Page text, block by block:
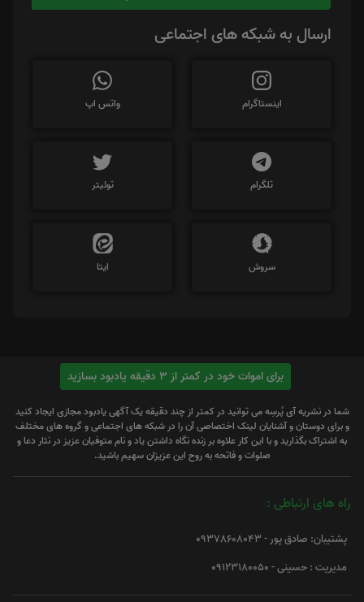
ارسال به شبکه های اجتماعی
اینستاگرام واتس اپ
تلگرام توئیتر
سروش ایتا
برای اموات خود در کمتر از 3 دقیقه یادبود بسازید
شما در نشریه آی پُرسِه می توانید در کمتر از چند دقیقه یک آگهی یادبود مجازی ایجاد کنید
و برای دوستان و آشنایان لینک اختصاصی آن را در شبکه های اجتماعی و گروه های مختلف
به اشتراک بگذارید و با این کار علاوه بر زنده نگاه داشتن یاد و نام متوفیان عزیز در نثار دعا و
صلوات و فاتحه به روح این عزیزان سهیم باشید.
راه های ارتباطی :
پشتیبان: صادق پور - 09378608043
مدیریت : حسینی - 09123180050